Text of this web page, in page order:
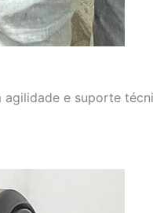
e suporte